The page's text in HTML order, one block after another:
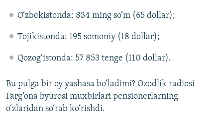
O‘zbekistonda: 834 ming so‘m (65 dollar);
Tojikistonda: 195 somoniy (18 dollar);
Qozog‘istonda: 57 853 tenge (110 dollar).
Bu pulga bir oy yashasa bo‘ladimi? Ozodlik radiosi
Farg‘ona byurosi muxbirlari pensionerlarning
o‘zlaridan so‘rab ko‘rishdi.